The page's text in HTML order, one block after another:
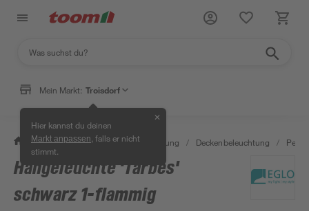
Mein Markt: Troisdorf
Hier kannst du deinen
Markt anpassen , falls er nicht
stimmt.
✕
/ Wohnen & Haushalt / Beleuchtung / Deckenbeleuchtung /
Bestseller
Hängeleuchte 'Tarbes'
schwarz 1-flammig